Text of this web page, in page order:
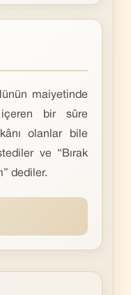
maiyetinde
bir sûre
olanlar bile
ve “Bırak
dediler.